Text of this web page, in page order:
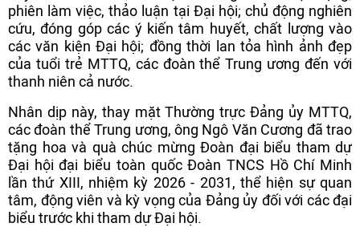
phiên làm việc, thảo luận tại Đại hội; chủ động nghiên
cứu, đóng góp các ý kiến tâm huyết, chất lượng vào
các văn kiện Đại hội; đồng thời lan tỏa hình ảnh đẹp
của tuổi trẻ MTTQ, các đoàn thể Trung ương đến với
thanh niên cả nước.
Nhân dịp này, thay mặt Thường trực Đảng ủy MTTQ,
các đoàn thể Trung ương, ông Ngô Văn Cương đã trao
tặng hoa và quà chúc mừng Đoàn đại biểu tham dự
Đại hội đại biểu toàn quốc Đoàn TNCS Hồ Chí Minh
lần thứ XIII, nhiệm kỳ 2026 - 2031, thể hiện sự quan
tâm, động viên và kỳ vọng của Đảng ủy đối với các đại
biểu trước khi tham dự Đại hội.